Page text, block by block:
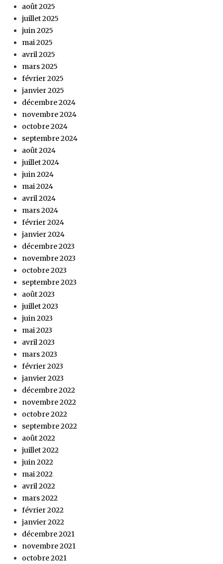
août 2025
juillet 2025
juin 2025
mai 2025
avril 2025
mars 2025
février 2025
janvier 2025
décembre 2024
novembre 2024
octobre 2024
septembre 2024
août 2024
juillet 2024
juin 2024
mai 2024
avril 2024
mars 2024
février 2024
janvier 2024
décembre 2023
novembre 2023
octobre 2023
septembre 2023
août 2023
juillet 2023
juin 2023
mai 2023
avril 2023
mars 2023
février 2023
janvier 2023
décembre 2022
novembre 2022
octobre 2022
septembre 2022
août 2022
juillet 2022
juin 2022
mai 2022
avril 2022
mars 2022
février 2022
janvier 2022
décembre 2021
novembre 2021
octobre 2021